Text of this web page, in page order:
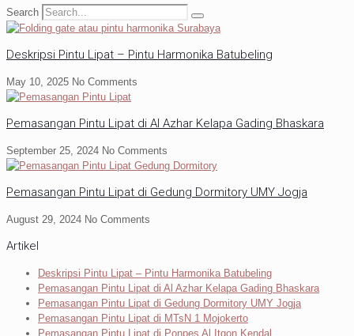
Search
Deskripsi Pintu Lipat – Pintu Harmonika Batubeling
May 10, 2025 No Comments
Pemasangan Pintu Lipat di Al Azhar Kelapa Gading Bhaskara
September 25, 2024 No Comments
Pemasangan Pintu Lipat di Gedung Dormitory UMY Jogja
August 29, 2024 No Comments
Artikel
Deskripsi Pintu Lipat – Pintu Harmonika Batubeling
Pemasangan Pintu Lipat di Al Azhar Kelapa Gading Bhaskara
Pemasangan Pintu Lipat di Gedung Dormitory UMY Jogja
Pemasangan Pintu Lipat di MTsN 1 Mojokerto
Pemasangan Pintu Lipat di Ponpes Al Itqon Kendal